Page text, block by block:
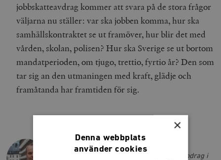
jobbskatteavdrag kommer att svara på de stora frågor
väljarna nu ställer: var ska jobben komma, hur ska
samhällskontraktet se ut framöver, hur blir det med
vården, skolan, polisen? Hur ska Sverige se ut bortom
mandatperioden, om tjugo, trettio, fyrtio år? Den som
tar sig an den utmaningen med kraft, glädje och
framåtanda har framtiden för sig.
SVEN OTTO LITTORIN
Före detta arbetsmarknadsminister och
partisekreterare (M). Har bland annat uppdrag i
×
Denna webbplats
använder cookies